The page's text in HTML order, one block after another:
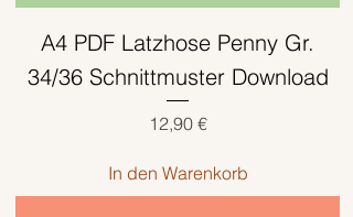
A4 PDF Latzhose Penny Gr.
34/36 Schnittmuster Download
Preis
12,90 €
In den Warenkorb